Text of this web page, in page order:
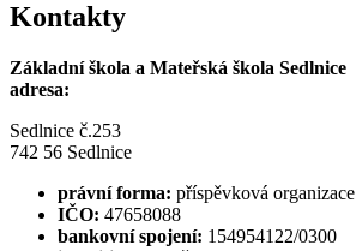
Kontakty
Základní škola a Mateřská škola Sedlnice
adresa:
Sedlnice č.253
742 56 Sedlnice
právní forma: příspěvková organizace
IČO: 47658088
bankovní spojení: 154954122/0300